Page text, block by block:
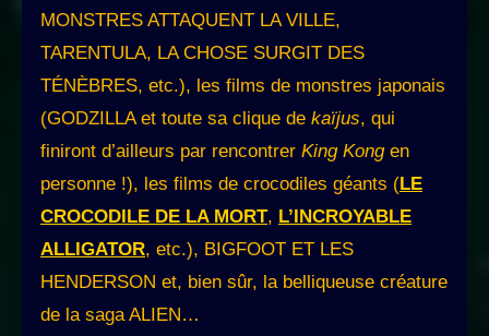
MONSTRES ATTAQUENT LA VILLE,
TARENTULA, LA CHOSE SURGIT DES
TÉNÈBRES, etc.), les films de monstres japonais
(GODZILLA et toute sa clique de kaïjus, qui
finiront d’ailleurs par rencontrer King Kongen
personne !), les films de crocodiles géants (LE
CROCODILE DE LA MORT, L’INCROYABLE
ALLIGATOR, etc.), BIGFOOT ET LES
HENDERSON et, bien sûr, la belliqueuse créature
de la saga ALIEN…